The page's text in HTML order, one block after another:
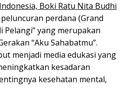
Boki Ratu Nita Budhi
perdana (Grand
Pelangi” yang merupakan
“Aku Sahabatmu”.
menjadi media edukasi yang
kesadaran
kesehatan mental,